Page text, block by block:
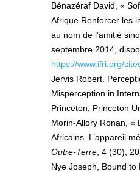
Bénazéraf David, «
Afrique Renforcer les
au nom de l’amitié
septembre 2014,
https://www.ifri.org/
Jervis Robert.
Misperception in
Princeton, Princeton
Morin-Allory Ronan, «
Africains. L’appareil
Outre-Terre , 4 (30),
Nye Joseph, Bound